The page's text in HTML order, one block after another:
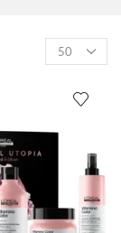
Products
per